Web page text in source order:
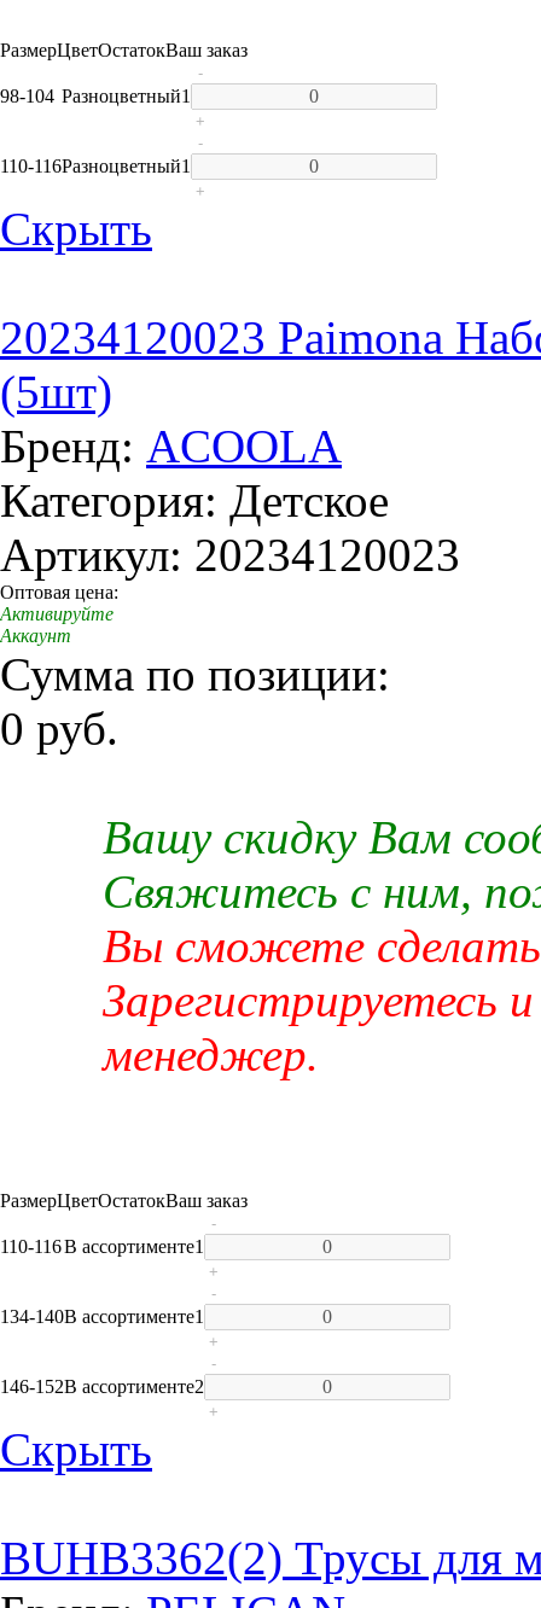
РазмерЦветОстатокВаш заказ
98-104 Разноцветный1
-
+
110-116Разноцветный1
-
+
Скрыть
20234120023 Paimona
(5шт)
Бренд: ACOOLA
Категория: Детское
Артикул: 20234120023
Оптовая цена:
Активируйте
Аккаунт
Сумма по позиции:
0 руб.
Вашу скидку Вам
Свяжитесь с ним,
Вы сможете сделать
Зарегистрируетесь
менеджер.
РазмерЦветОстатокВаш заказ
110-116В ассортименте1
-
+
134-140В ассортименте1
-
+
146-152В ассортименте2
-
+
Скрыть
BUHB3362(2) Трусы для